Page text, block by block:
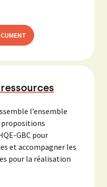
l’ensemble
propositions
GBC pour
et accompagner les
pour la réalisation